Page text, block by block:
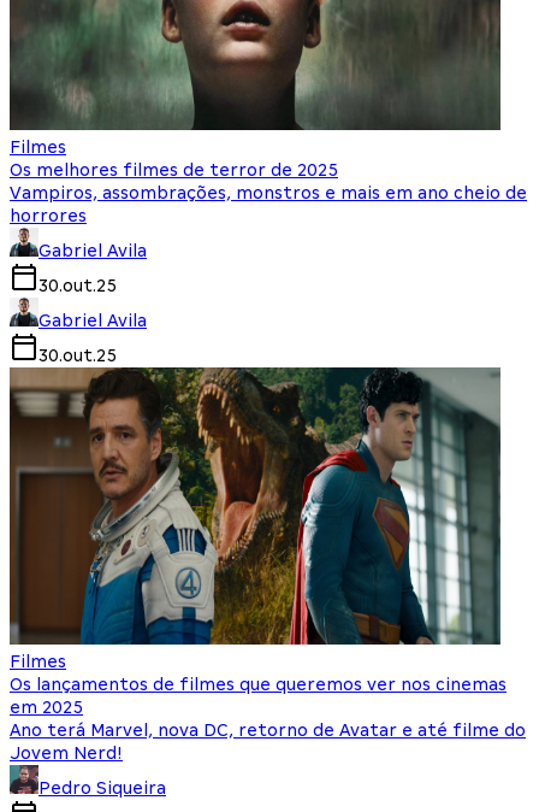
Filmes
Os melhores filmes de terror de 2025
Vampiros, assombrações, monstros e mais em ano cheio de
horrores
Gabriel Avila
30.out.25
Gabriel Avila
30.out.25
Filmes
Os lançamentos de filmes que queremos ver nos cinemas
em 2025
Ano terá Marvel, nova DC, retorno de Avatar e até filme do
Jovem Nerd!
Pedro Siqueira